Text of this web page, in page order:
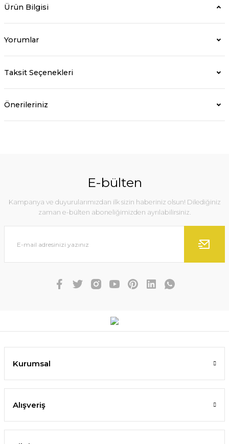
Ürün Bilgisi
Yorumlar
Taksit Seçenekleri
Önerileriniz
E-bülten
Kampanya ve duyurularımızdan ilk sizin haberiniz olsun! Dilediğiniz
zaman e-bülten aboneliğimizden ayrılabilirsiniz.
Kurumsal
Alışveriş